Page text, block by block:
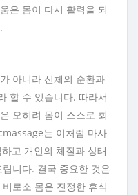
은 몸이 다시 활력을 되
아니라 신체의 순환과
할 수 있습니다. 따라서
오히려 몸이 스스로 회
는 이처럼 마사
고 개인의 체질과 상태
니다. 결국 중요한 것은
로소 몸은 진정한 휴식